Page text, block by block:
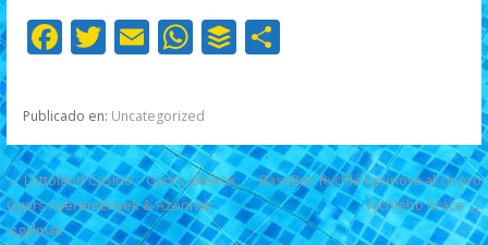
F
ac
e
b
o
o
T
w
itt
er
E
m
ai
l
W
h
at
s
A
p
B
uf
er
C
p
ar
ti
Publicado en: Uncategorized
Navegación
de
← Lottoland Casino – Gyors játékok,
Gyors nyeremények & Azonnali
izgalmak
BassBet: Rychlá kasinová akce pro
rychlého hráče →